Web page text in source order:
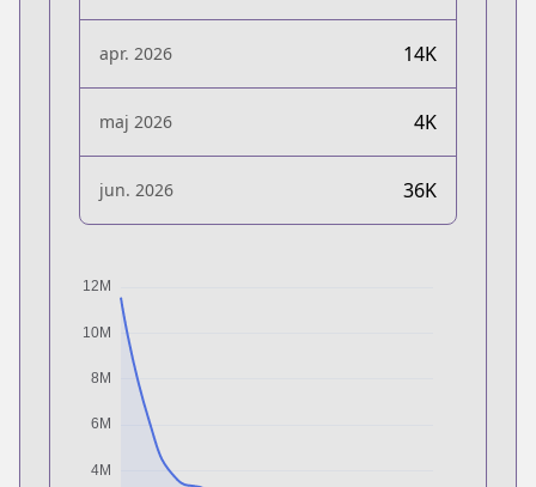
apr. 2026 14K
maj 2026 4K
jun. 2026 36K